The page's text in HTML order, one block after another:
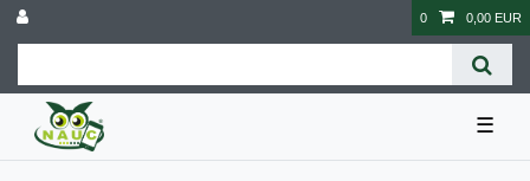
0 0,00 EUR
☰